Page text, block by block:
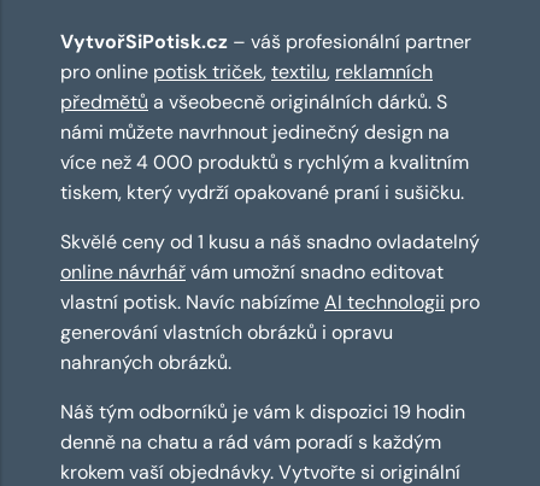
VytvořSiPotisk.cz – váš profesionální partner
pro online potisk triček,textilu, reklamních
předmětů a všeobecně originálních dárků. S
námi můžete navrhnout jedinečný design na
více než 4 000 produktů s rychlým a kvalitním
tiskem, který vydrží opakované praní i sušičku.
Skvělé ceny od 1 kusu a náš snadno ovladatelný
online návrhářvám umožní snadno editovat
vlastní potisk. Navíc nabízímeAI technologii pro
generování vlastních obrázků i opravu
nahraných obrázků.
Náš tým odborníků je vám k dispozici 19 hodin
denně na chatu a rád vám poradí s každým
krokem vaší objednávky. Vytvořte si originální